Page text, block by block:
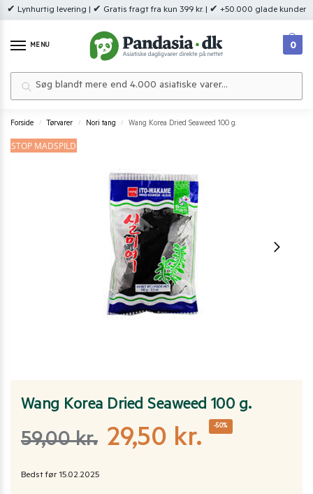
✔ Lynhurtig levering | ✔ Gratis fragt fra kun 399 kr. | ✔ +50.000 glade kunder
MENU 0
Forside / Tørvarer / Nori tang / Wang Korea Dried Seaweed 100 g.
STOP MADSPILD
Wang Korea Dried Seaweed 100 g.
59,00kr. 29,50 kr. -50%
Bedst før 15.02.2025